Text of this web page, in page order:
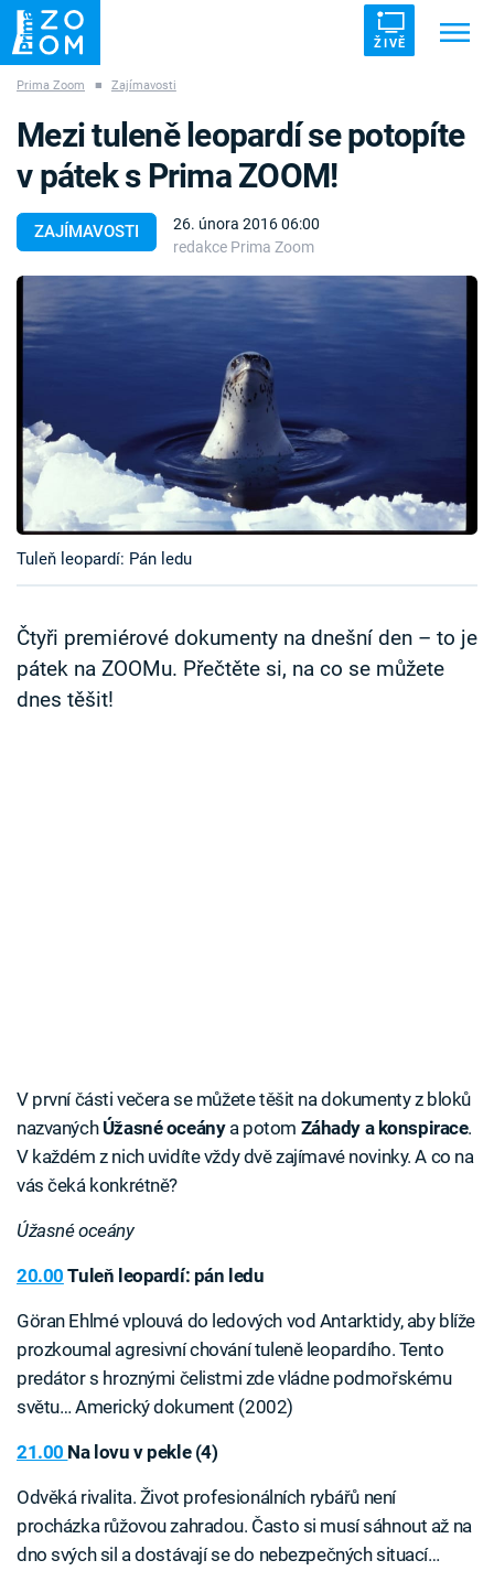
ŽIVĚ
ZÁHADY VETŘELCI DÁVNOVĚKU
Témata
Témata
TV Program
Časopis
Sledujte prima+
Přihlášení
Prima Zoom ■ Zajímavosti
ZAJÍMAVOSTI
26. února 2016 06:00
redakce Prima Zoom
Mezi tuleně leopardí se potopíte
v pátek s Prima ZOOM!
Tuleň leopardí: Pán ledu
Čtyři premiérové dokumenty na dnešní den – to je
pátek na ZOOMu. Přečtěte si, na co se můžete
dnes těšit!
V první části večera se můžete těšit na dokumenty z bloků
nazvaných Úžasné oceánya potom Záhady a konspirace.
V každém z nich uvidíte vždy dvě zajímavé novinky. A co na
vás čeká konkrétně?
Úžasné oceány
20.00 Tuleň leopardí: pán ledu
Göran Ehlmé vplouvá do ledových vod Antarktidy, aby blíže
prozkoumal agresivní chování tuleně leopardího. Tento
predátor s hroznými čelistmi zde vládne podmořskému
světu… Americký dokument (2002)
21.00 Na lovu v pekle (4)
Odvěká rivalita. Život profesionálních rybářů není
procházka růžovou zahradou. Často si musí sáhnout až na
dno svých sil a dostávají se do nebezpečných situací…